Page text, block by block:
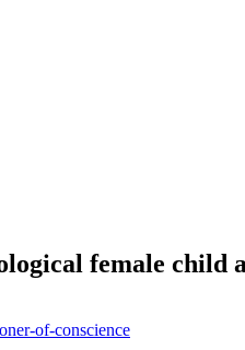
female child
of-conscience